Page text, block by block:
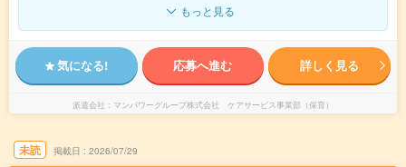
もっと見る
気になる! 応募へ進む 詳しく見る
派遣会社 マンパワーグループ株式会社 ケアサービス事業部（保育）
未読 掲載日 2026/07/29